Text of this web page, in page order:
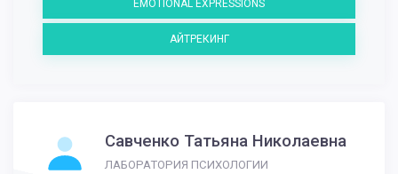
EMOTIONAL EXPRESSIONS
АЙТРЕКИНГ
Савченко Татьяна Николаевна
ЛАБОРАТОРИЯ ПСИХОЛОГИИ